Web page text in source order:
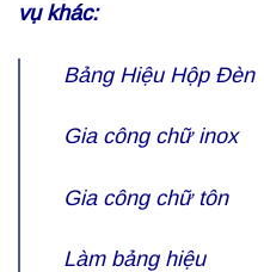
vụ khác:
Bảng Hiệu Hộp Đèn
Gia công chữ inox
Gia công chữ tôn
Làm bảng hiệu